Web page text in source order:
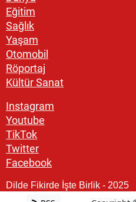
Eğitim
Sağlık
Yaşam
Otomobil
Röportaj
Kültür Sanat
Instagram
Youtube
TikTok
Twitter
Facebook
Dilde Fikirde İşte Birlik - 2025